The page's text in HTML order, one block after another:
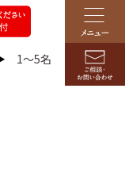
1～5名